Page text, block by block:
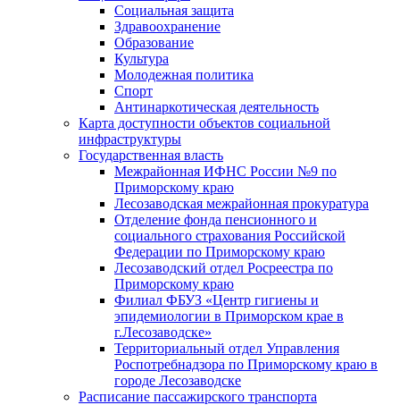
Социальная защита
Здравоохранение
Образование
Культура
Молодежная политика
Спорт
Антинаркотическая деятельность
Карта доступности объектов социальной
инфраструктуры
Государственная власть
Межрайонная ИФНС России №9 по
Приморскому краю
Лесозаводская межрайонная прокуратура
Отделение фонда пенсионного и
социального страхования Российской
Федерации по Приморскому краю
Лесозаводский отдел Росреестра по
Приморскому краю
Филиал ФБУЗ «Центр гигиены и
эпидемиологии в Приморском крае в
г.Лесозаводске»
Территориальный отдел Управления
Роспотребнадзора по Приморскому краю в
городе Лесозаводске
Расписание пассажирского транспорта